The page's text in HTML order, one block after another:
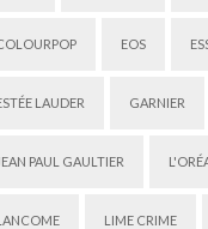
EOS
LAUDER GARNIER
PAUL GAULTIER
LIME CRIME